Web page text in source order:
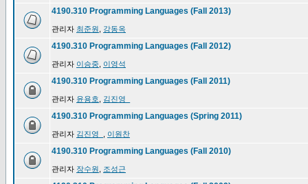
4190.310 Programming Languages (Fall 2013)
관리자 최준원 강동옥
4190.310 Programming Languages (Fall 2012)
관리자 이승중 이영석
4190.310 Programming Languages (Fall 2011)
관리자 윤용호 김진영_
4190.310 Programming Languages (Spring 2011)
관리자 김진영_ 이원찬
4190.310 Programming Languages (Fall 2010)
관리자 장수원 조성근